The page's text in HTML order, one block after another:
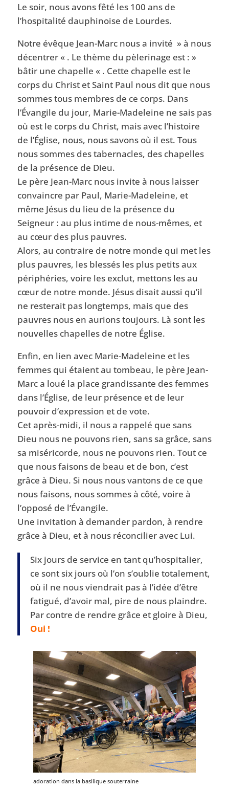
Le soir, nous avons fêté les 100 ans de
l’hospitalité dauphinoise de Lourdes.
Notre évêque Jean-Marc nous a invité » à nous
décentrer « . Le thème du pèlerinage est : »
bâtir une chapelle « . Cette chapelle est le
corps du Christ et Saint Paul nous dit que nous
sommes tous membres de ce corps. Dans
l’Évangile du jour, Marie-Madeleine ne sais pas
où est le corps du Christ, mais avec l’histoire
de l’Église, nous, nous savons où il est. Tous
nous sommes des tabernacles, des chapelles
de la présence de Dieu.
Le père Jean-Marc nous invite à nous laisser
convaincre par Paul, Marie-Madeleine, et
même Jésus du lieu de la présence du
Seigneur : au plus intime de nous-mêmes, et
au cœur des plus pauvres.
Alors, au contraire de notre monde qui met les
plus pauvres, les blessés les plus petits aux
périphéries, voire les exclut, mettons les au
cœur de notre monde. Jésus disait aussi qu’il
ne resterait pas longtemps, mais que des
pauvres nous en aurions toujours. Là sont les
nouvelles chapelles de notre Église.
Enfin, en lien avec Marie-Madeleine et les
femmes qui étaient au tombeau, le père Jean-
Marc a loué la place grandissante des femmes
dans l’Église, de leur présence et de leur
pouvoir d’expression et de vote.
Cet après-midi, il nous a rappelé que sans
Dieu nous ne pouvons rien, sans sa grâce, sans
sa miséricorde, nous ne pouvons rien. Tout ce
que nous faisons de beau et de bon, c’est
grâce à Dieu. Si nous nous vantons de ce que
nous faisons, nous sommes à côté, voire à
l’opposé de l’Évangile.
Une invitation à demander pardon, à rendre
grâce à Dieu, et à nous réconcilier avec Lui.
Six jours de service en tant qu’hospitalier,
ce sont six jours où l’on s’oublie totalement,
où il ne nous viendrait pas à l’idée d’être
fatigué, d’avoir mal, pire de nous plaindre.
Par contre de rendre grâce et gloire à Dieu,
Oui !
adoration dans la basilique souterraine